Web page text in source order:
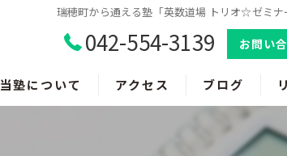
瑞穂町から通える塾「英数道場 トリオ☆ゼミ
042-554-3139 お問い
当塾について アクセス ブログ